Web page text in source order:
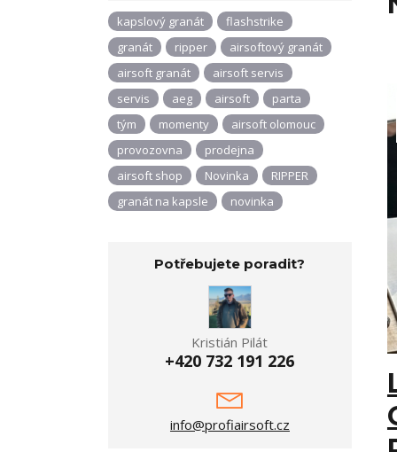
kapslový granát
flashstrike
granát
ripper
airsoftový granát
airsoft granát
airsoft servis
servis
aeg airsoft
parta
tým
momenty
airsoft olomouc
provozovna
prodejna
airsoft shop
Novinka
RIPPER
granát na kapsle
novinka
Potřebujete poradit?
Kristián Pilát
+420 732 191 226
info@profiairsoft.cz